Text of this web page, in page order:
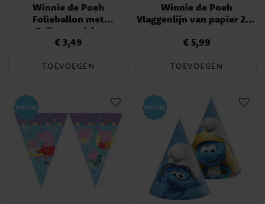
Winnie de Poeh
Folieballon met
Ballongewicht
Prijs :€ 3,49
€ 3,49
TOEVOEGEN
Winnie de Poeh
Vlaggenlijn van papier 230
Prijs :€ 5,99
€ 5,99
TOEVOEGEN